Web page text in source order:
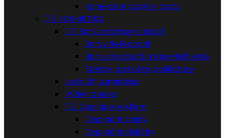
Kanekalon copíky, copy
  KOSMETIKA
  Barvy na řasy a obočí
Barvy Refectocil
Barvy na obočí a řasy Nikk Molé
Štetce, podložky, aplikátory
Lash Lift, Laminácia
Výživy a séra
  Depilace voskem
Depilační vosky
Depilační olejíčky